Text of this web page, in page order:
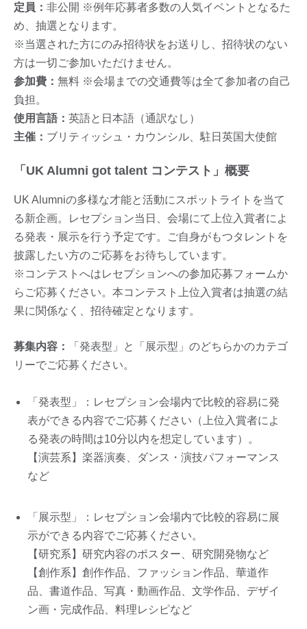
定員： 非公開 ※例年応募者多数の人気イベントとなるた
め、抽選となります。
※当選された方にのみ招待状をお送りし、招待状のない
方は一切ご参加いただけません。
参加費： 無料 ※会場までの交通費等は全て参加者の自己
負担。
使用言語： 英語と日本語（通訳なし）
主催： ブリティッシュ・カウンシル、駐日英国大使館
「UK Alumni got talent コンテスト」概要
UK Alumniの多様な才能と活動にスポットライトを当て
る新企画。レセプション当日、会場にて上位入賞者によ
る発表・展示を行う予定です。ご自身がもつタレントを
披露したい方のご応募をお待ちしています。
※コンテストへはレセプションへの参加応募フォームか
らご応募ください。本コンテスト上位入賞者は抽選の結
果に関係なく、招待確定となります。
募集内容：
「発表型」と「展示型」のどちらかのカテゴ
リーでご応募ください。
「発表型」：レセプション会場内で比較的容易に発
表ができる内容でご応募ください（上位入賞者によ
る発表の時間は10分以内を想定しています）。
【演芸系】楽器演奏、ダンス・演技パフォーマンス
など
「展示型」：レセプション会場内で比較的容易に展
示ができる内容でご応募ください。
【研究系】研究内容のポスター、研究開発物など
【創作系】創作作品、ファッション作品、華道作
品、書道作品、写真・動画作品、文学作品、デザイ
ン画・完成作品、料理レシピなど